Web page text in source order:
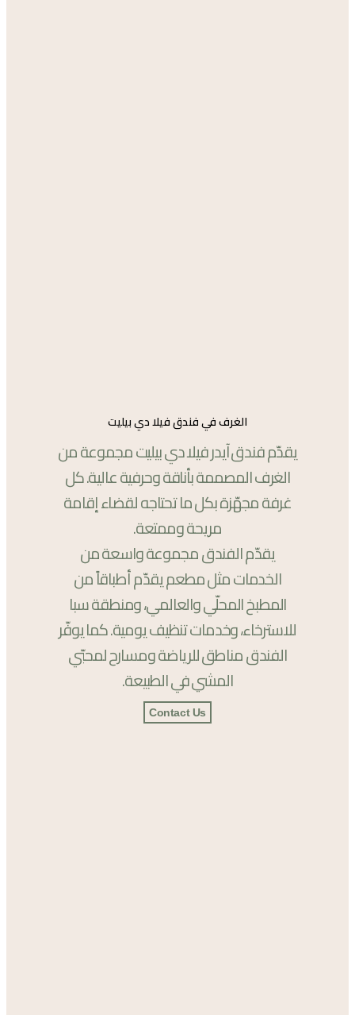
الغرف في فندق فيلا دي بيليت
يقدّم فندق آيدر فيلا دي بيليت مجموعة من
الغرف المصممة بأناقة وحرفية عالية. كل
غرفة مجهّزة بكل ما تحتاجه لقضاء إقامة
مريحة وممتعة.
يقدّم الفندق مجموعة واسعة من
الخدمات مثل مطعم يقدّم أطباقاً من
المطبخ المحلّي والعالمي، ومنطقة سبا
للاسترخاء، وخدمات تنظيف يومية. كما يوفّر
الفندق مناطق للرياضة ومسارح لمحبّي
المشي في الطبيعة.
Contact Us